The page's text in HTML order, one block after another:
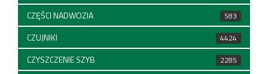
CZĘŚCI NADWOZIA 583
CZUJNIKI 4424
CZYSZCZENIE SZYB 2285